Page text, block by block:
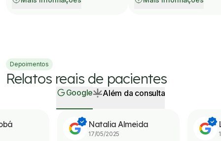
Depoimentos
Relatos reais de pacientes
Google Além da consulta
Natalia Almeida
17/05/2025